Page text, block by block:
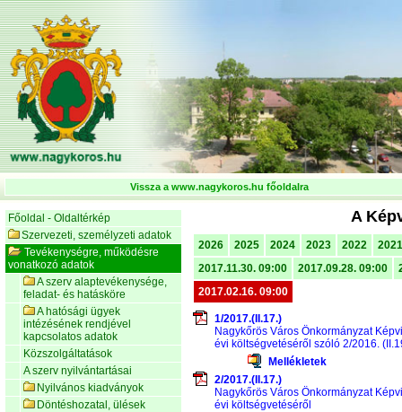
Vissza a www.nagykoros.hu főoldalra
Főoldal - Oldaltérkép
Szervezeti, személyzeti adatok
Tevékenységre, működésre
vonatkozó adatok
A szerv alaptevékenysége,
feladat- és hatásköre
A hatósági ügyek
intézésének rendjével
kapcsolatos adatok
Közszolgáltatások
A szerv nyilvántartásai
Nyilvános kiadványok
Döntéshozatal, ülések
A
2026 2025 2024 2023 2022
2021
2017.11.30. 09:00
2017.09.28. 09:00
2017.02.16. 09:00
1/2017.(II.17.)
Nagykőrös Város Önkormányzat
évi költségvetéséről szóló 2/2016.
Mellékletek
2/2017.(II.17.)
Nagykőrös Város Önkormányzat
évi költségvetéséről